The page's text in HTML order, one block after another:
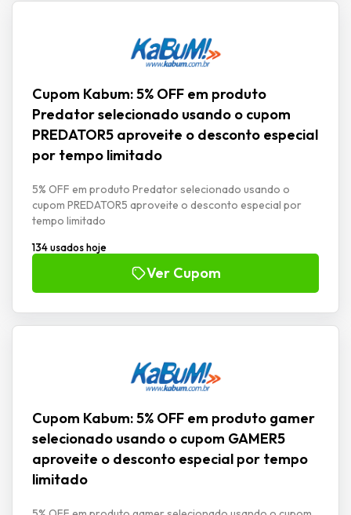
Cupom Kabum: 5% OFF em produto
Predator selecionado usando o cupom
PREDATOR5 aproveite o desconto especial
por tempo limitado
5% OFF em produto Predator selecionado usando o
cupom PREDATOR5 aproveite o desconto especial por
tempo limitado
134 usados hoje
Ver Cupom
Cupom Kabum: 5% OFF em produto gamer
selecionado usando o cupom GAMER5
aproveite o desconto especial por tempo
limitado